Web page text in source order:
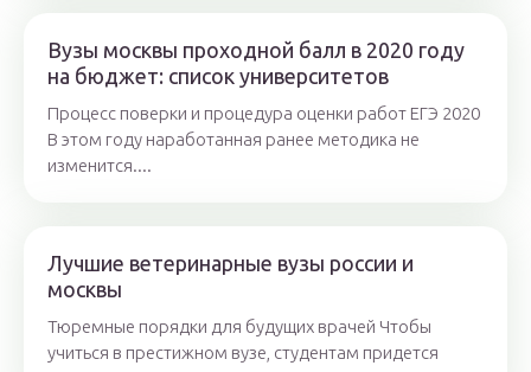
Вузы москвы проходной балл в 2020 году
на бюджет: список университетов
Процесс поверки и процедура оценки работ ЕГЭ 2020
В этом году наработанная ранее методика не
изменится....
Лучшие ветеринарные вузы россии и
москвы
Тюремные порядки для будущих врачей Чтобы
учиться в престижном вузе, студентам придется